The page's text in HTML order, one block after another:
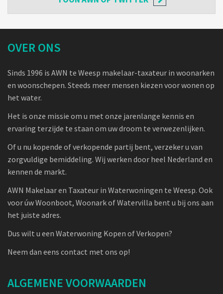
OVER ONS
Sinds 1996 is AWN te Weesp makelaar-taxateur in woonarken
en woonschepen. Steeds meer mensen kiezen voor wonen op
het water.
Het is onze missie om u met onze jarenlange kennis en
ervaring terzijde te staan om uw droom te verwezenlijken.
Of u nu kopende of verkopende partij bent, verzeker u van
zorgvuldige bemiddeling. Wij werken door heel Nederland en
kennen de markt.
AWN Makelaar en Taxateur in Waterwoningen te Weesp. Ook
voor úw Woonboot, Woonark of Watervilla bent u bij ons aan
het juiste adres.
Dus wilt u een Waterwoning Kopen of Verkopen?
Neem dan eens contact met ons op!
ALGEMENE VOORWAARDEN